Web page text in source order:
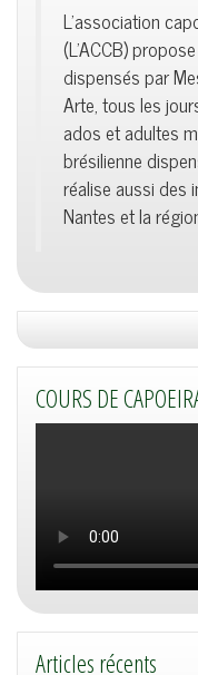
L'association
(L'ACCB)
dispensés par
Arte, tous les
ados et adultes
brésilienne
réalise aussi des
Nantes et la
COURS DE
Articles récents